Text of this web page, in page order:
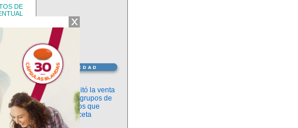
DE
con
Información
ANMAT habilitó la venta
libre de diez grupos de
medicamentos que
requerían receta